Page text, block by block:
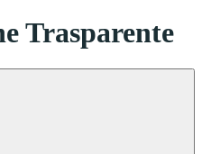
Trasparente